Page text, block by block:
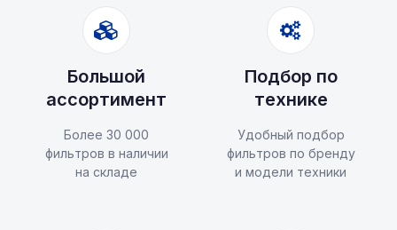
Большой
ассортимент
Более 30 000
фильтров в наличии
на складе
Подбор по
технике
Удобный подбор
фильтров по бренду
и модели техники